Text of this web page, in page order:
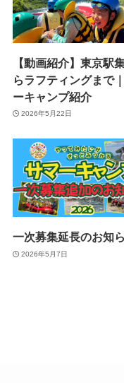
【動画紹介】東京駅
らラフティングまで
ーキャンプ紹介
2026年5月22日
一次募集延長のお知
2026年5月7日